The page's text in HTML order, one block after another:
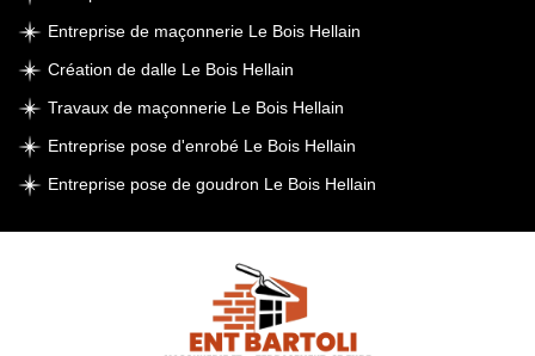
Entreprise de maçonnerie Le Bois Hellain
Création de dalle Le Bois Hellain
Travaux de maçonnerie Le Bois Hellain
Entreprise pose d'enrobé Le Bois Hellain
Entreprise pose de goudron Le Bois Hellain